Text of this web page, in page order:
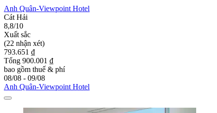
Anh Quân-Viewpoint Hotel
Cát Hải
8,8/10
Xuất sắc
(22 nhận xét)
793.651 ₫
Tổng 900.001 ₫
bao gồm thuế & phí
08/08 - 09/08
Anh Quân-Viewpoint Hotel